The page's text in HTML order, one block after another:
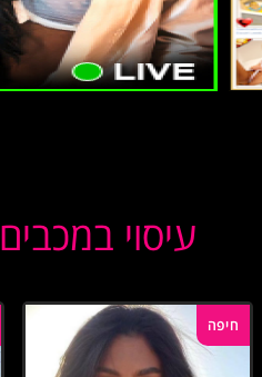
עיסוי במכבים
חיפה